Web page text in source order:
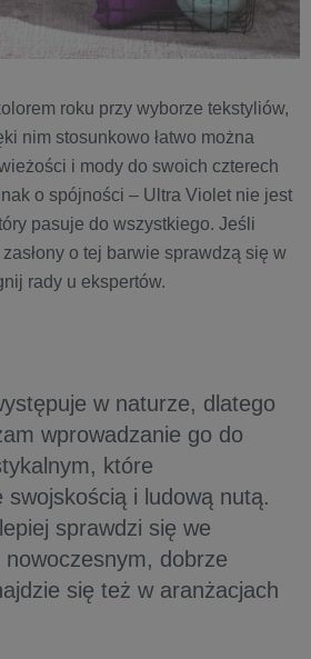
roku przy wyborze tekstyliów,
nim stosunkowo łatwo można
i mody do swoich czterech
o spójności – Ultra Violet nie jest
pasuje do wszystkiego. Jeśli
o tej barwie sprawdzą się w
rady u ekspertów.
w naturze, dlatego
wprowadzanie go do
które
swojskością i ludową nutą.
sprawdzi się we
dobrze
się też w aranżacjach